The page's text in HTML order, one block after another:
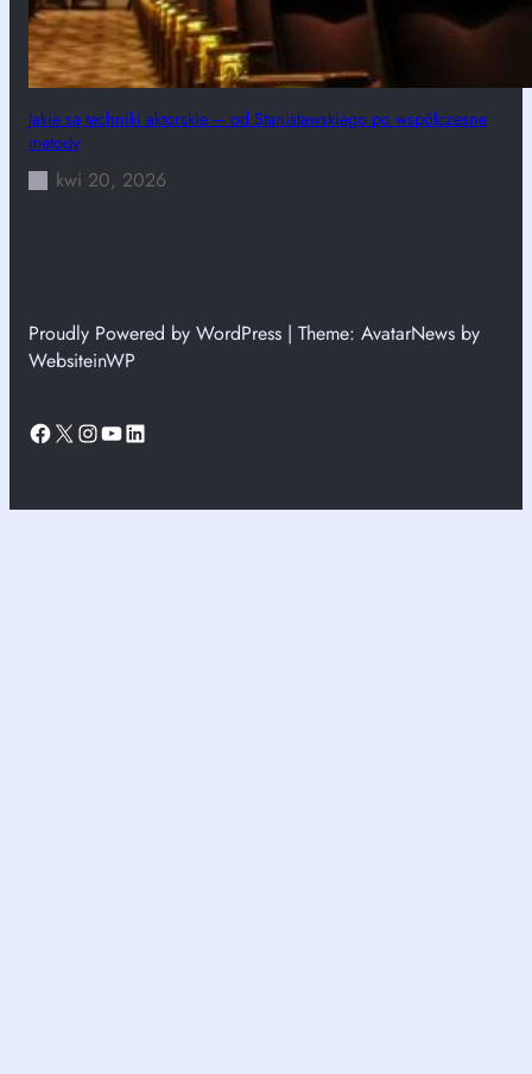
Jakie są techniki aktorskie – od Stanisławskiego po współczesne
metody
kwi 20, 2026
Proudly Powered by WordPress | Theme: AvatarNews by
WebsiteinWP
Facebook
X Instagram
YouTube
LinkedIn